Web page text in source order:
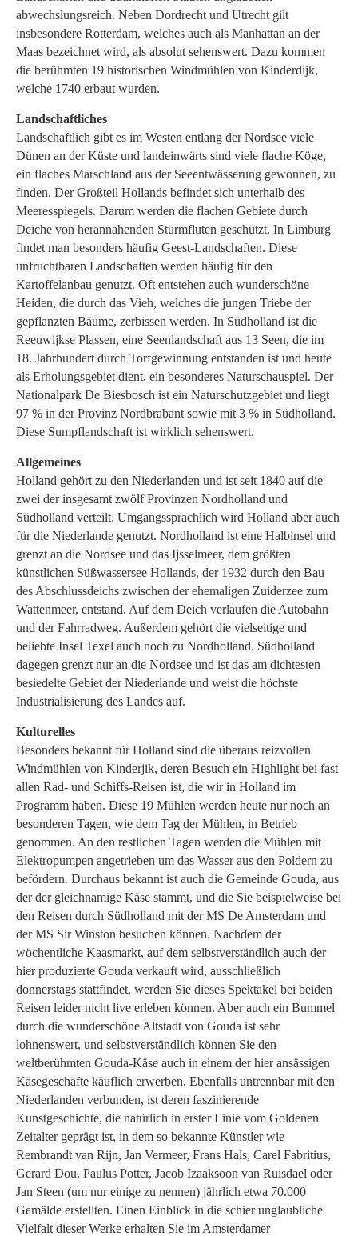
abwechslungsreich. Neben Dordrecht und Utrecht gilt
insbesondere Rotterdam, welches auch als Manhattan an der
Maas bezeichnet wird, als absolut sehenswert. Dazu kommen
die berühmten 19 historischen Windmühlen von Kinderdijk,
welche 1740 erbaut wurden.
Landschaftliches
Landschaftlich gibt es im Westen entlang der Nordsee viele
Dünen an der Küste und landeinwärts sind viele flache Köge,
ein flaches Marschland aus der Seeentwässerung gewonnen, zu
finden. Der Großteil Hollands befindet sich unterhalb des
Meeresspiegels. Darum werden die flachen Gebiete durch
Deiche von herannahenden Sturmfluten geschützt. In Limburg
findet man besonders häufig Geest-Landschaften. Diese
unfruchtbaren Landschaften werden häufig für den
Kartoffelanbau genutzt. Oft entstehen auch wunderschöne
Heiden, die durch das Vieh, welches die jungen Triebe der
gepflanzten Bäume, zerbissen werden. In Südholland ist die
Reeuwijkse Plassen, eine Seenlandschaft aus 13 Seen, die im
18. Jahrhundert durch Torfgewinnung entstanden ist und heute
als Erholungsgebiet dient, ein besonderes Naturschauspiel. Der
Nationalpark De Biesbosch ist ein Naturschutzgebiet und liegt
97 % in der Provinz Nordbrabant sowie mit 3 % in Südholland.
Diese Sumpflandschaft ist wirklich sehenswert.
Allgemeines
Holland gehört zu den Niederlanden und ist seit 1840 auf die
zwei der insgesamt zwölf Provinzen Nordholland und
Südholland verteilt. Umgangssprachlich wird Holland aber auch
für die Niederlande genutzt. Nordholland ist eine Halbinsel und
grenzt an die Nordsee und das Ijsselmeer, dem größten
künstlichen Süßwassersee Hollands, der 1932 durch den Bau
des Abschlussdeichs zwischen der ehemaligen Zuiderzee zum
Wattenmeer, entstand. Auf dem Deich verlaufen die Autobahn
und der Fahrradweg. Außerdem gehört die vielseitige und
beliebte Insel Texel auch noch zu Nordholland. Südholland
dagegen grenzt nur an die Nordsee und ist das am dichtesten
besiedelte Gebiet der Niederlande und weist die höchste
Industrialisierung des Landes auf.
Kulturelles
Besonders bekannt für Holland sind die überaus reizvollen
Windmühlen von Kinderjik, deren Besuch ein Highlight bei fast
allen Rad- und Schiffs-Reisen ist, die wir in Holland im
Programm haben. Diese 19 Mühlen werden heute nur noch an
besonderen Tagen, wie dem Tag der Mühlen, in Betrieb
genommen. An den restlichen Tagen werden die Mühlen mit
Elektropumpen angetrieben um das Wasser aus den Poldern zu
befördern. Durchaus bekannt ist auch die Gemeinde Gouda, aus
der der gleichnamige Käse stammt, und die Sie beispielweise bei
den Reisen durch Südholland mit der MS De Amsterdam und
der MS Sir Winston besuchen können. Nachdem der
wöchentliche Kaasmarkt, auf dem selbstverständlich auch der
hier produzierte Gouda verkauft wird, ausschließlich
donnerstags stattfindet, werden Sie dieses Spektakel bei beiden
Reisen leider nicht live erleben können. Aber auch ein Bummel
durch die wunderschöne Altstadt von Gouda ist sehr
lohnenswert, und selbstverständlich können Sie den
weltberühmten Gouda-Käse auch in einem der hier ansässigen
Käsegeschäfte käuflich erwerben. Ebenfalls untrennbar mit den
Niederlanden verbunden, ist deren faszinierende
Kunstgeschichte, die natürlich in erster Linie vom Goldenen
Zeitalter geprägt ist, in dem so bekannte Künstler wie
Rembrandt van Rijn, Jan Vermeer, Frans Hals, Carel Fabritius,
Gerard Dou, Paulus Potter, Jacob Izaaksoon van Ruisdael oder
Jan Steen (um nur einige zu nennen) jährlich etwa 70.000
Gemälde erstellten. Einen Einblick in die schier unglaubliche
Vielfalt dieser Werke erhalten Sie im Amsterdamer